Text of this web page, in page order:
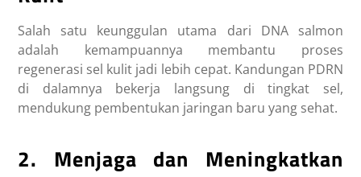
Salah satu keunggulan utama dari DNA salmon
adalah kemampuannya membantu proses
regenerasi sel kulit jadi lebih cepat. Kandungan PDRN
di dalamnya bekerja langsung di tingkat sel,
mendukung pembentukan jaringan baru yang sehat.
2. Menjaga dan Meningkatkan